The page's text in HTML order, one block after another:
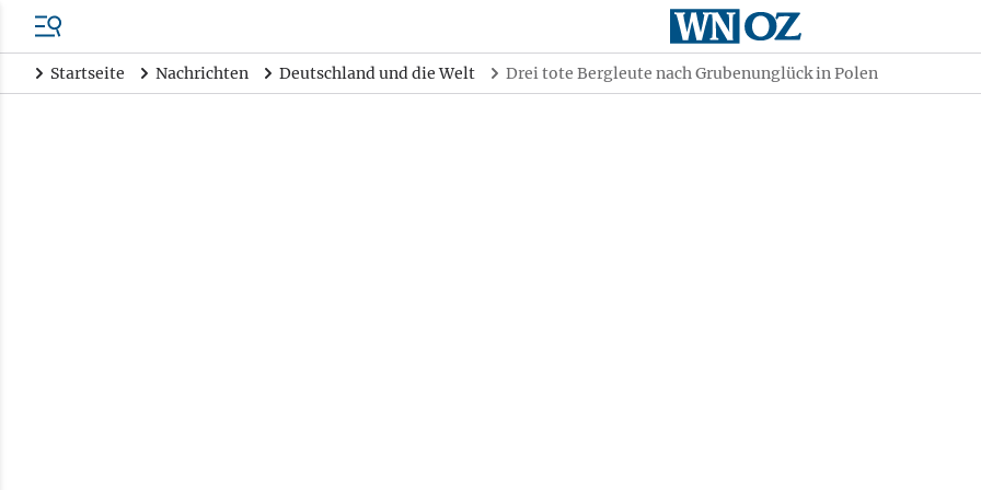
Startseite Nachrichten Deutschland und die Welt Drei tote Bergleute nach Grubenunglück in Polen